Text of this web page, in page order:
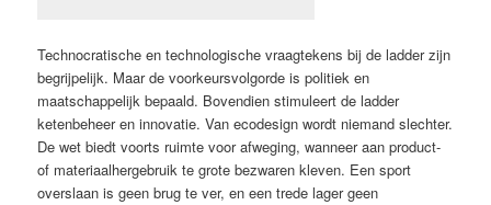
Technocratische en technologische vraagtekens bij de ladder zijn
begrijpelijk. Maar de voorkeursvolgorde is politiek en
maatschappelijk bepaald. Bovendien stimuleert de ladder
ketenbeheer en innovatie. Van ecodesign wordt niemand slechter.
De wet biedt voorts ruimte voor afweging, wanneer aan product-
of materiaalhergebruik te grote bezwaren kleven. Een sport
overslaan is geen brug te ver, en een trede lager geen